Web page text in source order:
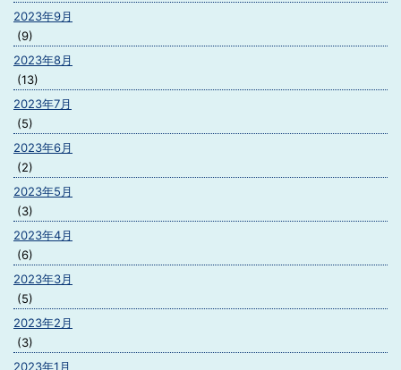
2023年9月
(9)
2023年8月
(13)
2023年7月
(5)
2023年6月
(2)
2023年5月
(3)
2023年4月
(6)
2023年3月
(5)
2023年2月
(3)
2023年1月